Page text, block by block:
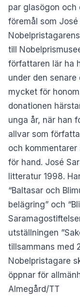
par glasögon och
föremål som
till
författaren lär ha
under den
mycket för
donationen
unga år, när han
allvar som
och
för hand. José
litteratur 1998.
“Baltasar och
belägring” och
utställningen
tillsammans med
Nobelpristagare
öppnar för
Almegård/TT